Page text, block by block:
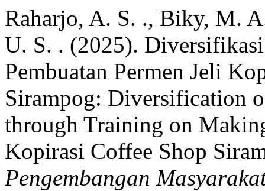
Raharjo, A. S. ., Biky, M.
U. S. . (2025).
Pembuatan Permen Jeli
Sirampog: Diversification
through Training on
Kopirasi Coffee Shop
Pengembangan